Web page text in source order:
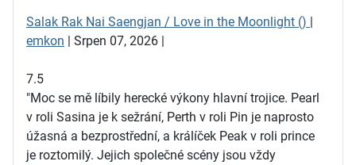
Salak Rak Nai Saengjan / Love in the Moonlight () |
emkon | Srpen 07, 2026 |
7.5
"Moc se mě líbily herecké výkony hlavní trojice. Pearl
v roli Sasina je k sežrání, Perth v roli Pin je naprosto
úžasná a bezprostřední, a králíček Peak v roli prince
je roztomilý. Jejich společné scény jsou vždy